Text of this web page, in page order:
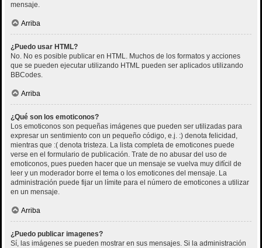
mensaje.
Arriba
¿Puedo usar HTML?
No. No es posible publicar en HTML. Muchos de los formatos y acciones
que se pueden ejecutar utilizando HTML pueden ser aplicados utilizando
BBCodes.
Arriba
¿Qué son los emoticonos?
Los emoticonos son pequeñas imágenes que pueden ser utilizadas para
expresar un sentimiento con un pequeño código, e.j. :) denota felicidad,
mientras que :( denota tristeza. La lista completa de emoticones puede
verse en el formulario de publicación. Trate de no abusar del uso de
emoticonos, pues pueden hacer que un mensaje se vuelva muy difícil de
leer y un moderador borre el tema o los emoticones del mensaje. La
administración puede fijar un límite para el número de emoticones a utilizar
en un mensaje.
Arriba
¿Puedo publicar imagenes?
Sí, las imágenes se pueden mostrar en sus mensajes. Si la administración